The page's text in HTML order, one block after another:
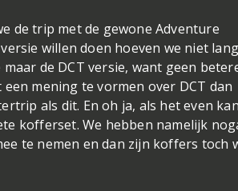
de trip met de gewone Adventure
willen doen hoeven we niet
maar de DCT versie, want geen
een mening te vormen over DCT dan
als dit. En oh ja, als het even
kofferset. We hebben namelijk
te nemen en dan zijn koffers toch